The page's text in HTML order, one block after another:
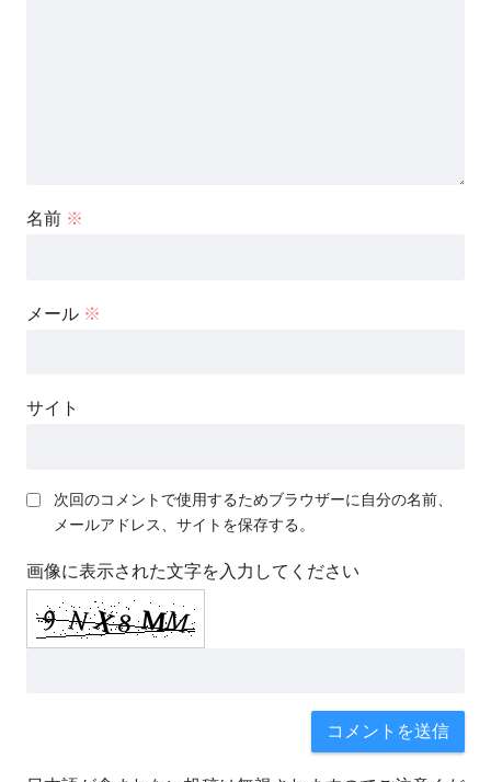
名前 ※
メール ※
サイト
次回のコメントで使用するためブラウザーに自分の名前、
メールアドレス、サイトを保存する。
画像に表示された文字を入力してください